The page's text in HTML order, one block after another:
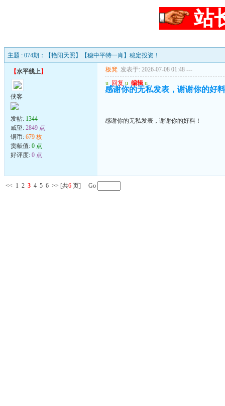
站
主题 : 074期：【艳阳天照】【稳中平特一肖】稳定投资！
【水平线上】
侠客
发帖: 1344
威望: 2849 点
铜币: 679 枚
贡献值: 0 点
好评度: 0 点
板凳 发表于: 2026-07-08 01:48 ---
u 回复 u 编辑 u
感谢你的无私发表，谢谢你的好
感谢你的无私发表，谢谢你的好料！
<< 1 2 3 4 5 6 >> [共6 页] Go